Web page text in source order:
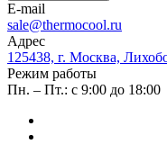
E-mail
sale@thermocool.ru
Адрес
125438, г. Москва,
Режим работы
Пн. – Пт.: с 9:00 до 18:00